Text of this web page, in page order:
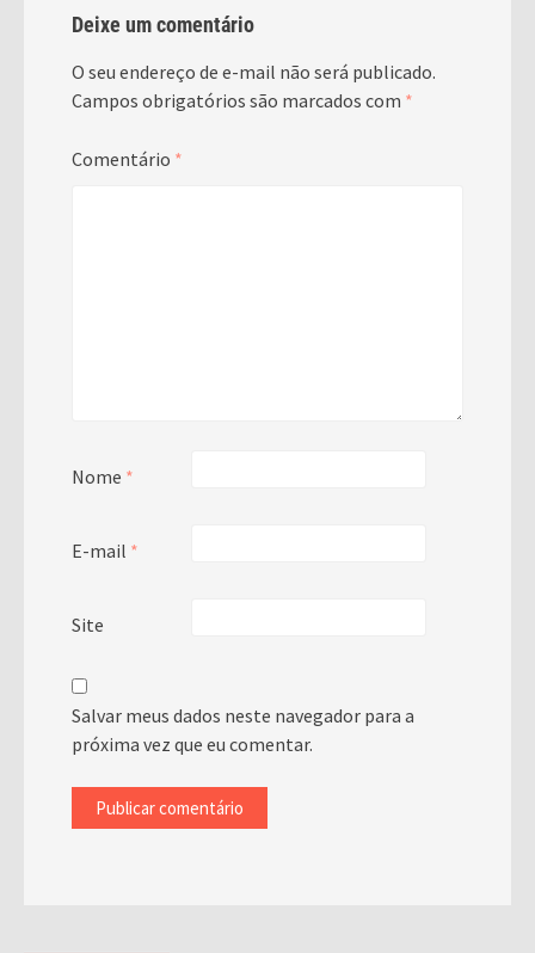
Deixe um comentário
O seu endereço de e-mail não será publicado.
Campos obrigatórios são marcados com *
Comentário *
Nome *
E-mail *
Site
Salvar meus dados neste navegador para a
próxima vez que eu comentar.